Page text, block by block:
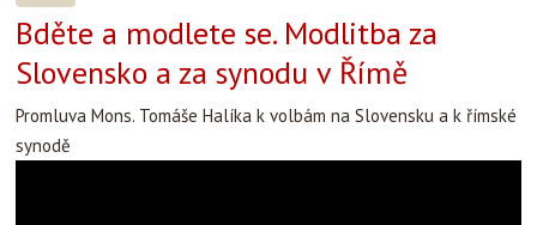
Bděte a modlete se. Modlitba za
Slovensko a za synodu v Římě
Promluva Mons. Tomáše Halíka k volbám na Slovensku a k římské
synodě